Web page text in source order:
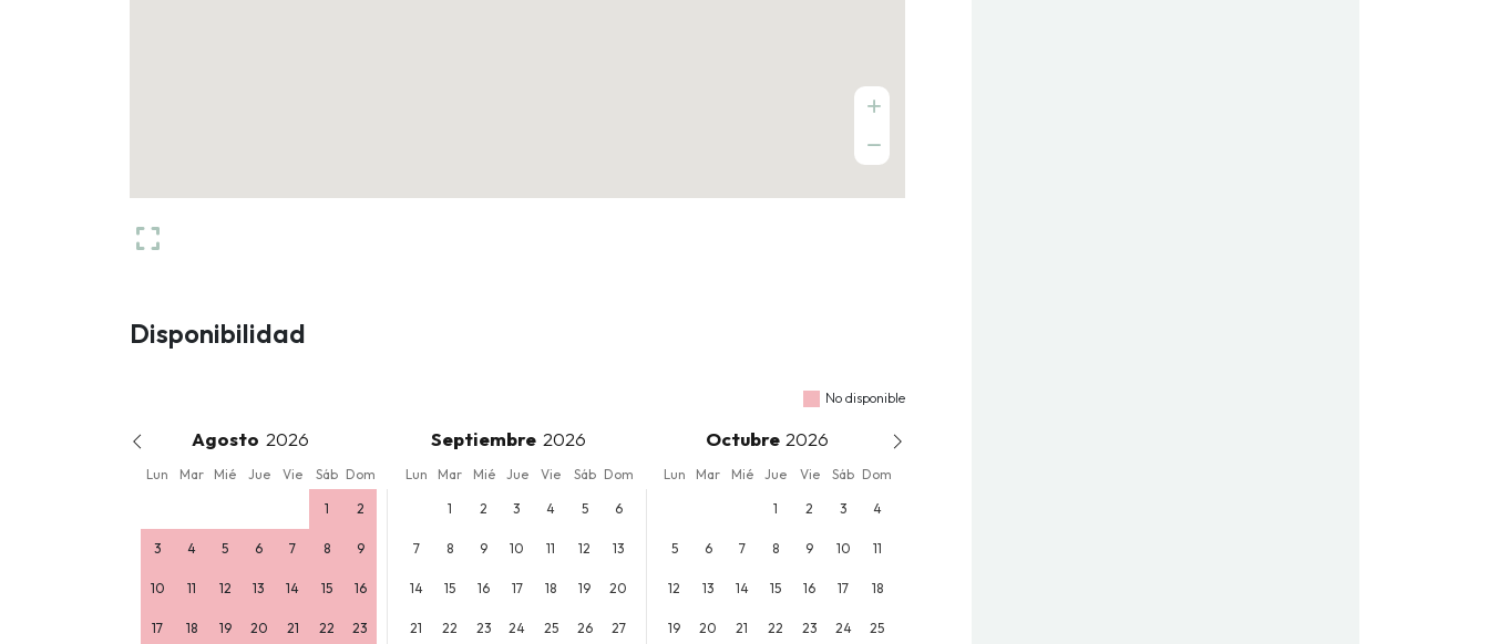
Disponibilidad
No disponible
Agosto Septiembre Octubre
Lun Mar Mié Jue Vie Sáb Dom Lun Mar Mié Jue Vie Sáb Dom Lun Mar Mié Jue Vie Sáb Dom
1 2
3 4 5 6 7 8 9
10 11 12 13 14 15 16
17 18 19 20 21 22 23
1 2 3 4 5 6
7 8 9 10 11 12 13
14 15 16 17 18 19 20
21 22 23 24 25 26 27
1 2 3 4
5 6 7 8 9 10 11
12 13 14 15 16 17 18
19 20 21 22 23 24 25